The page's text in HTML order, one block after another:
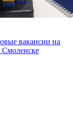
вакансии на
Смоленске